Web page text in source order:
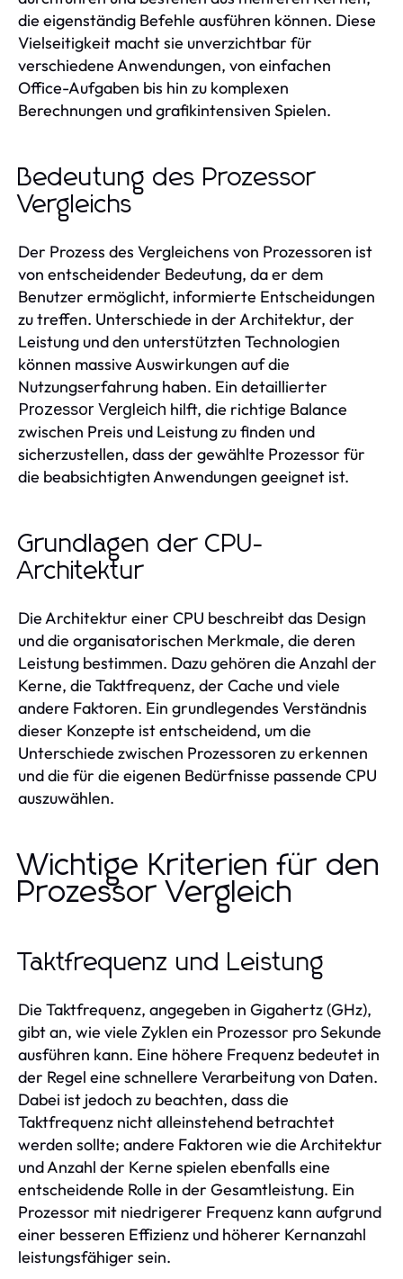
die eigenständig Befehle ausführen können. Diese
Vielseitigkeit macht sie unverzichtbar für
verschiedene Anwendungen, von einfachen
Office-Aufgaben bis hin zu komplexen
Berechnungen und grafikintensiven Spielen.
Bedeutung des Prozessor
Vergleichs
Der Prozess des Vergleichens von Prozessoren ist
von entscheidender Bedeutung, da er dem
Benutzer ermöglicht, informierte Entscheidungen
zu treffen. Unterschiede in der Architektur, der
Leistung und den unterstützten Technologien
können massive Auswirkungen auf die
Nutzungserfahrung haben. Ein detaillierter
Prozessor Vergleich hilft, die richtige Balance
zwischen Preis und Leistung zu finden und
sicherzustellen, dass der gewählte Prozessor für
die beabsichtigten Anwendungen geeignet ist.
Grundlagen der CPU-
Architektur
Die Architektur einer CPU beschreibt das Design
und die organisatorischen Merkmale, die deren
Leistung bestimmen. Dazu gehören die Anzahl der
Kerne, die Taktfrequenz, der Cache und viele
andere Faktoren. Ein grundlegendes Verständnis
dieser Konzepte ist entscheidend, um die
Unterschiede zwischen Prozessoren zu erkennen
und die für die eigenen Bedürfnisse passende CPU
auszuwählen.
Wichtige Kriterien für den
Prozessor Vergleich
Taktfrequenz und Leistung
Die Taktfrequenz, angegeben in Gigahertz (GHz),
gibt an, wie viele Zyklen ein Prozessor pro Sekunde
ausführen kann. Eine höhere Frequenz bedeutet in
der Regel eine schnellere Verarbeitung von Daten.
Dabei ist jedoch zu beachten, dass die
Taktfrequenz nicht alleinstehend betrachtet
werden sollte; andere Faktoren wie die Architektur
und Anzahl der Kerne spielen ebenfalls eine
entscheidende Rolle in der Gesamtleistung. Ein
Prozessor mit niedrigerer Frequenz kann aufgrund
einer besseren Effizienz und höherer Kernanzahl
leistungsfähiger sein.